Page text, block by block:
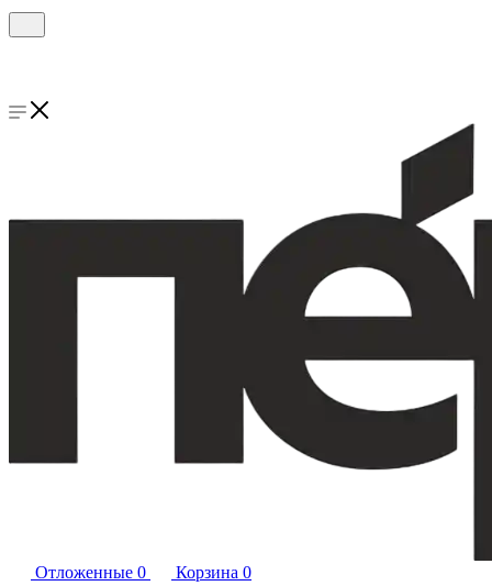
Отложенные 0 Корзина 0